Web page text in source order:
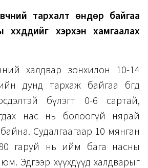
тархалт өндөр байгаа
хэрхэн хамгаалах
халдвар зонхилон 10-14
дунд тархаж байгаа бөгөөд
бүлэгт 0-6 сартай,
нас нь болоогүй нярай
Судалгаагаар 10 мянган
гаруй нь ийм бага насны
Эдгээр хүүхдүүд халдварыг